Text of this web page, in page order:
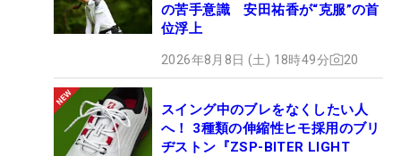
の苦手意識 安田祐香が“克服”の首
位浮上
2026年8月8日 (土) 18時49分 20
スイング中のブレをなくしたい人
へ！ 3種類の伸縮性ヒモ採用のブリ
ヂストン『ZSP-BITER LIGHT